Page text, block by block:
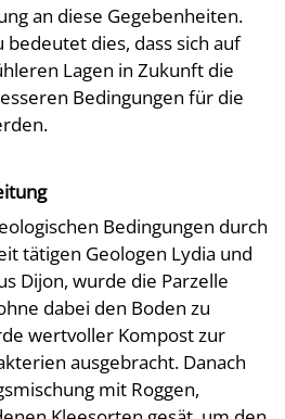
an diese Gegebenheiten.
bedeutet dies, dass sich auf
Lagen in Zukunft die
Bedingungen für die
Bedingungen durch
tätigen Geologen Lydia und
Dijon, wurde die Parzelle
dabei den Boden zu
wertvoller Kompost zur
ausgebracht. Danach
mit Roggen,